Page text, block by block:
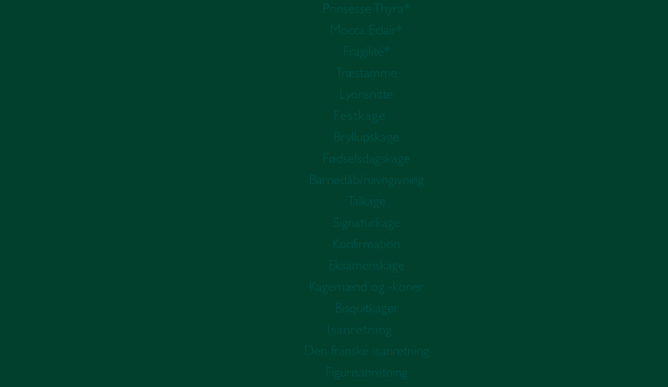
Prinsesse Thyra*
Mocca Eclair*
Fragilité*
Træstamme
Lyonsnitte
Festkage
Bryllupskage
Fødselsdagskage
Barnedåb/navngivning
Talkage
Signaturkage
Konfirmation
Eksamenskage
Kagemænd og -koner
Bisquitkager
Isanretning
Den franske isanretning
Figurisanretning